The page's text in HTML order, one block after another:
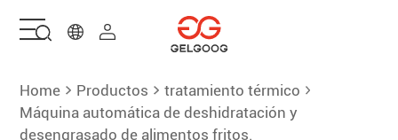
Hogar
Home Productos
tratamiento térmico
Máquina automática de deshidratación y
desengrasado de alimentos fritos.